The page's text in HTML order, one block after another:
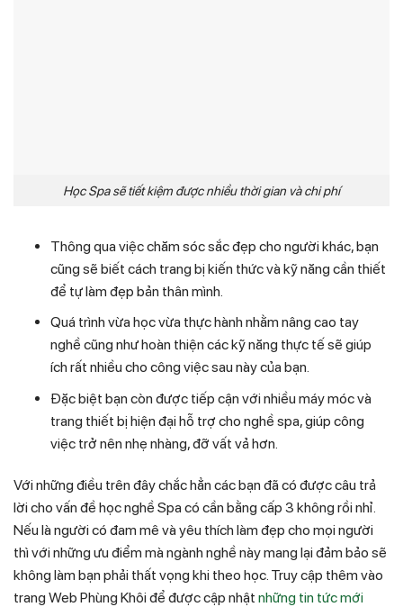
Học Spa sẽ tiết kiệm được nhiều thời gian và chi phí
Thông qua việc chăm sóc sắc đẹp cho người khác, bạn
cũng sẽ biết cách trang bị kiến thức và kỹ năng cần thiết
để tự làm đẹp bản thân mình.
Quá trình vừa học vừa thực hành nhằm nâng cao tay
nghề cũng như hoàn thiện các kỹ năng thực tế sẽ giúp
ích rất nhiều cho công việc sau này của bạn.
Đặc biệt bạn còn được tiếp cận với nhiều máy móc và
trang thiết bị hiện đại hỗ trợ cho nghề spa, giúp công
việc trở nên nhẹ nhàng, đỡ vất vả hơn.
Với những điều trên đây chắc hẳn các bạn đã có được câu trả
lời cho vấn đề học nghề Spa có cần bằng cấp 3 không rồi nhỉ.
Nếu là người có đam mê và yêu thích làm đẹp cho mọi người
thì với những ưu điểm mà ngành nghề này mang lại đảm bảo sẽ
không làm bạn phải thất vọng khi theo học. Truy cập thêm vào
trang Web Phùng Khôi để được cập nhật những tin tức mới